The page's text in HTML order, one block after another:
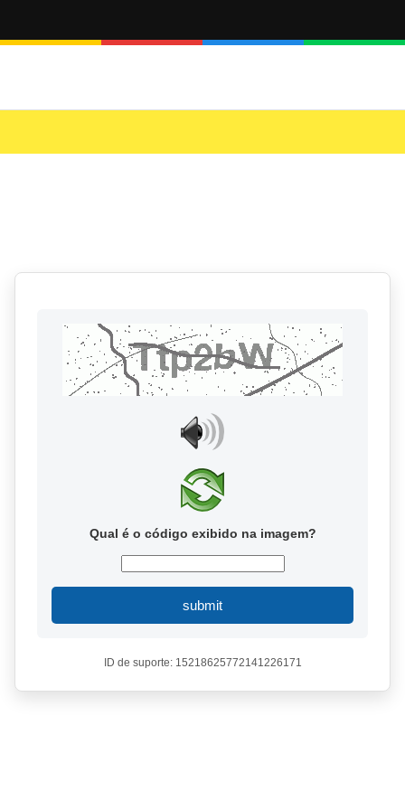
Qual é o código exibido na imagem?
submit
ID de suporte: 15218625772141226171